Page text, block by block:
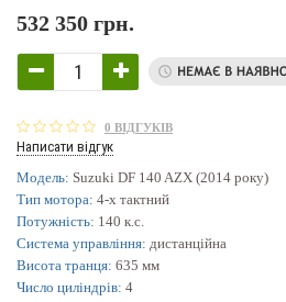
532 350 грн.
0 ВІДГУКІВ
Написати відгук
Модель: Suzuki DF 140 AZX (2014 року)
Тип мотора: 4-х тактний
Потужність: 140 к.с.
Система управління: дистанційна
Висота транця: 635 мм
Число циліндрів: 4